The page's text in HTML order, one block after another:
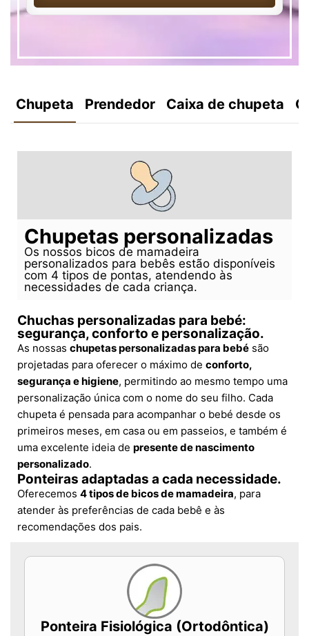
Chupeta Prendedor Caixa de chupeta
Chupetas personalizadas
Os nossos bicos de mamadeira
personalizados para bebês estão disponíveis
com 4 tipos de pontas, atendendo às
necessidades de cada criança.
Chuchas personalizadas para bebé:
segurança, conforto e personalização.
As nossas chupetas personalizadas para bebé são
projetadas para oferecer o máximo de conforto,
segurança e higiene, permitindo ao mesmo tempo uma
personalização única com o nome do seu filho. Cada
chupeta é pensada para acompanhar o bebé desde os
primeiros meses, em casa ou em passeios, e também é
uma excelente ideia de presente de nascimento
personalizado.
Ponteiras adaptadas a cada necessidade.
Oferecemos 4 tipos de bicos de mamadeira, para
atender às preferências de cada bebê e às
recomendações dos pais.
Ponteira Fisiológica (Ortodôntica)